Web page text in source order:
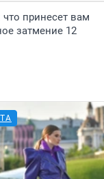
принесет вам
затмение 12